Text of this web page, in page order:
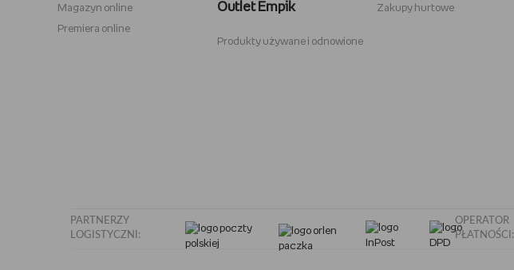
Sodastream
Magazyn online
Premiera online
Outlet Empik
Produkty używane i odnowione
Zakupy hurtowe
PARTNERZY
LOGISTYCZNI:
OPERATOR
PŁATNOŚCI: